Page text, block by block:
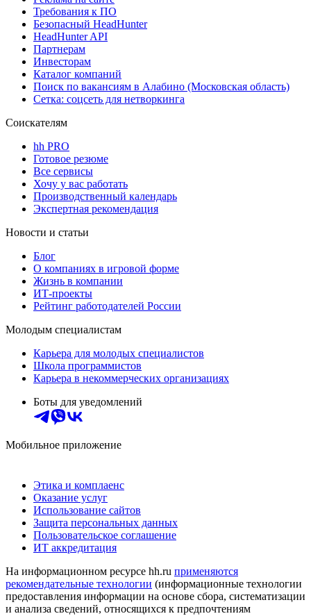
Требования к ПО
Безопасный HeadHunter
HeadHunter API
Партнерам
Инвесторам
Каталог компаний
Поиск по вакансиям в Алабино (Московская область)
Сетка: соцсеть для нетворкинга
Соискателям
hh PRO
Готовое резюме
Все сервисы
Хочу у вас работать
Производственный календарь
Экспертная рекомендация
Новости и статьи
Блог
О компаниях в игровой форме
Жизнь в компании
ИТ-проекты
Рейтинг работодателей России
Молодым специалистам
Карьера для молодых специалистов
Школа программистов
Карьера в некоммерческих организациях
Боты для уведомлений
Мобильное приложение
Этика и комплаенс
Оказание услуг
Использование сайтов
Защита персональных данных
Пользовательское соглашение
ИТ аккредитация
На информационном ресурсе hh.ru применяются
рекомендательные технологии (информационные технологии
предоставления информации на основе сбора, систематизации
и анализа сведений, относящихся к предпочтениям